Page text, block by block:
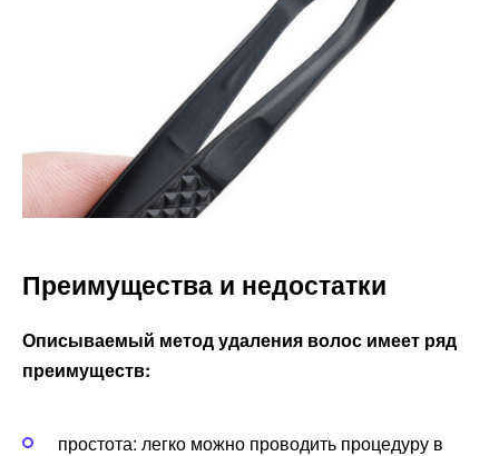
Преимущества и недостатки
Описываемый метод удаления волос имеет ряд
преимуществ:
простота: легко можно проводить процедуру в